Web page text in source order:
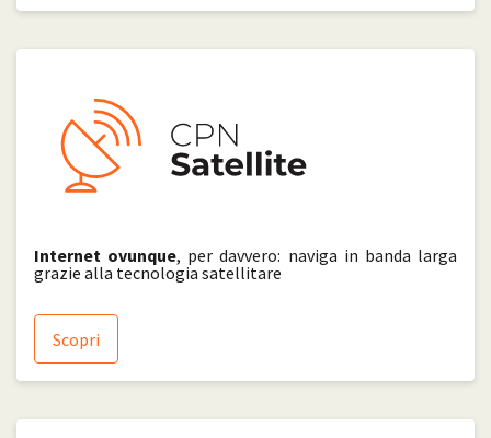
Internet ovunque, per davvero: naviga in banda larga
grazie alla tecnologia satellitare
Scopri